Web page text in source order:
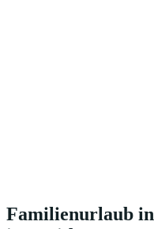
Familienurlaub